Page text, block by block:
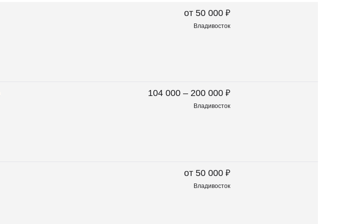
от 50 000 ₽
Владивосток
104 000 – 200 000 ₽
Владивосток
от 50 000 ₽
Владивосток